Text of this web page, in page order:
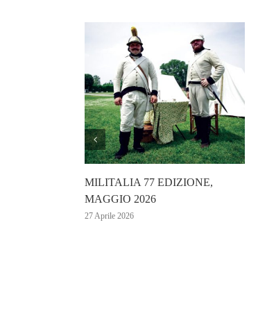
MILITALIA 77 EDIZIONE,
MAGGIO 2026
27 Aprile 2026